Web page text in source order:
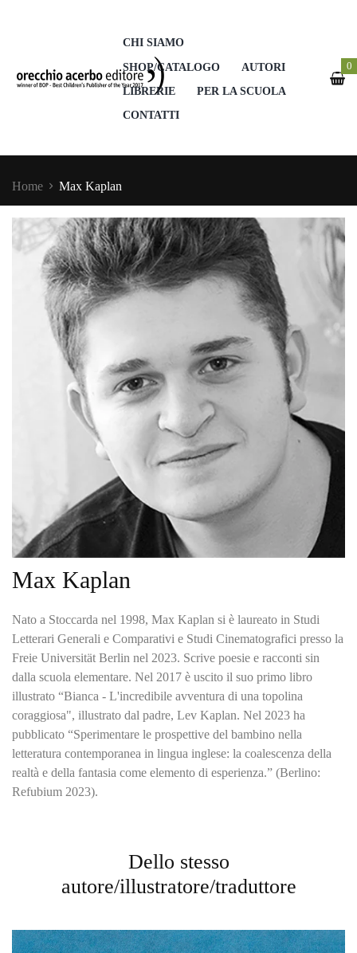
CHI SIAMO
SHOP/CATALOGO
AUTORI
LIBRERIE
PER LA SCUOLA
CONTATTI
0
Home Max Kaplan
Max Kaplan
Nato a Stoccarda nel 1998, Max Kaplan si è laureato in Studi
Letterari Generali e Comparativi e Studi Cinematografici presso la
Freie Universität Berlin nel 2023. Scrive poesie e racconti sin
dalla scuola elementare. Nel 2017 è uscito il suo primo libro
illustrato “Bianca - L'incredibile avventura di una topolina
coraggiosa", illustrato dal padre, Lev Kaplan. Nel 2023 ha
pubblicato “Sperimentare le prospettive del bambino nella
letteratura contemporanea in lingua inglese: la coalescenza della
realtà e della fantasia come elemento di esperienza.” (Berlino:
Refubium 2023).
Dello stesso
autore/illustratore/traduttore